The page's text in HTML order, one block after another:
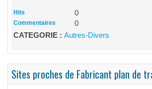
Hits 0
Commentaires
0
CATEGORIE : Autres-Divers
Sites proches de Fabricant plan de